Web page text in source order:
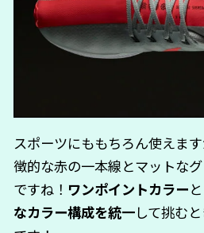
スポーツにももちろん使えま
徴的な赤の一本線とマットな
ですね！ ワンポイントカラー
なカラー構成を統一して挑む